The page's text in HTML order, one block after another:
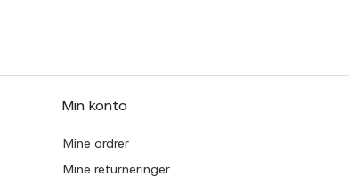
Min konto
Mine ordrer
Mine returneringer